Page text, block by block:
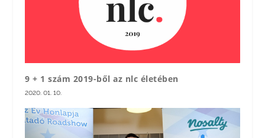
9 + 1 szám 2019-ből az nlc életében
2020. 01. 10.